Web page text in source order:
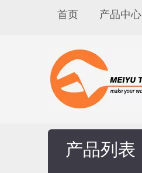
首页 产品中心
产品列表